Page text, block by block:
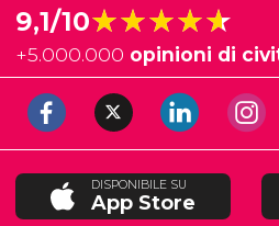
9,1/10★★★★★
★★★★★
+5.000.000 opinioni di
DISPONIBILE SU
App Store